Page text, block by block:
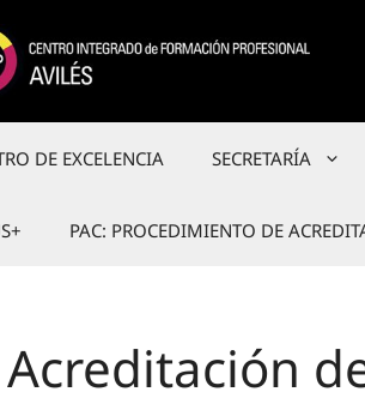
DE EXCELENCIA SECRETARÍA
PAC: PROCEDIMIENTO DE